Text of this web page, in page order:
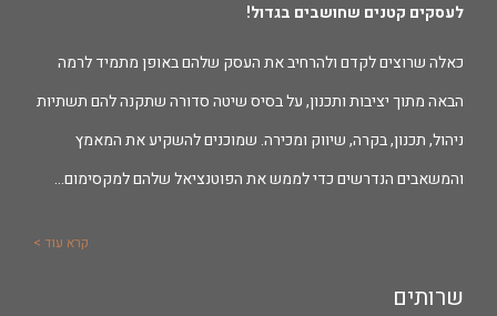
לעסקים קטנים שחושבים בגדול!
כאלה שרוצים לקדם ולהרחיב את העסק שלהם באופן מתמיד לרמה
הבאה מתוך יציבות ותכנון, על בסיס שיטה סדורה שתקנה להם תשתיות
ניהול, תכנון, בקרה, שיווק ומכירה. שמוכנים להשקיע את המאמץ
והמשאבים הנדרשים כדי לממש את הפוטנציאל שלהם למקסימום…
קרא עוד >
שרותים